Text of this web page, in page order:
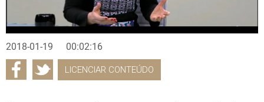
2018-01-19 00:02:16
LICENCIAR CONTEÚDO